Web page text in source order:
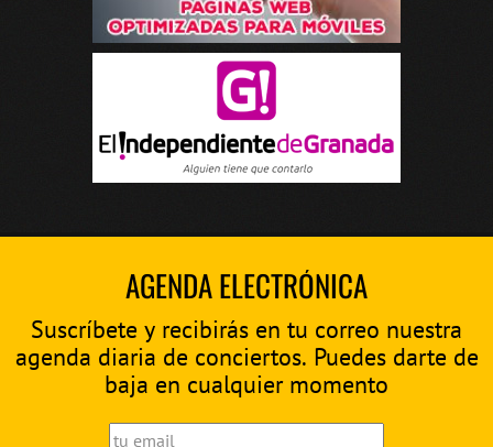
AGENDA ELECTRÓNICA
Suscríbete y recibirás en tu correo nuestra
agenda diaria de conciertos. Puedes darte de
baja en cualquier momento